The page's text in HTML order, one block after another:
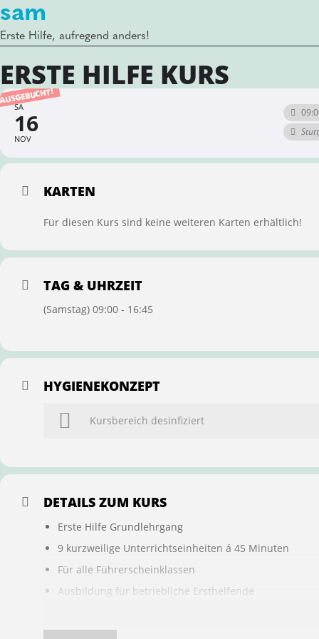
sam
Erste Hilfe, aufregend anders!
ERSTE HILFE KURS
SA
16
NOV
KARTEN
Für diesen Kurs sind keine weiteren Karten erhältlich!
TAG & UHRZEIT
(Samstag) 09:00 - 16:45
HYGIENEKONZEPT
Kursbereich desinfiziert
DETAILS ZUM KURS
Erste Hilfe Grundlehrgang
9 kurzweilige Unterrichtseinheiten á 45 Minuten
Für alle Führerscheinklassen
Ausbildung für betriebliche Ersthelfende